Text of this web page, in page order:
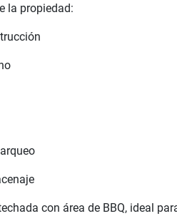
la propiedad:
con área de BBQ, ideal